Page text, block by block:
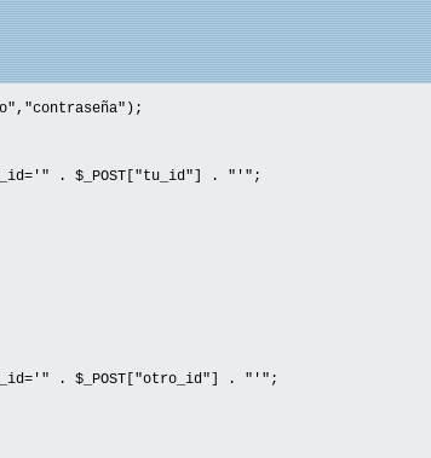
. $_POST["tu_id"] . "'";
. $_POST["otro_id"] . "'";